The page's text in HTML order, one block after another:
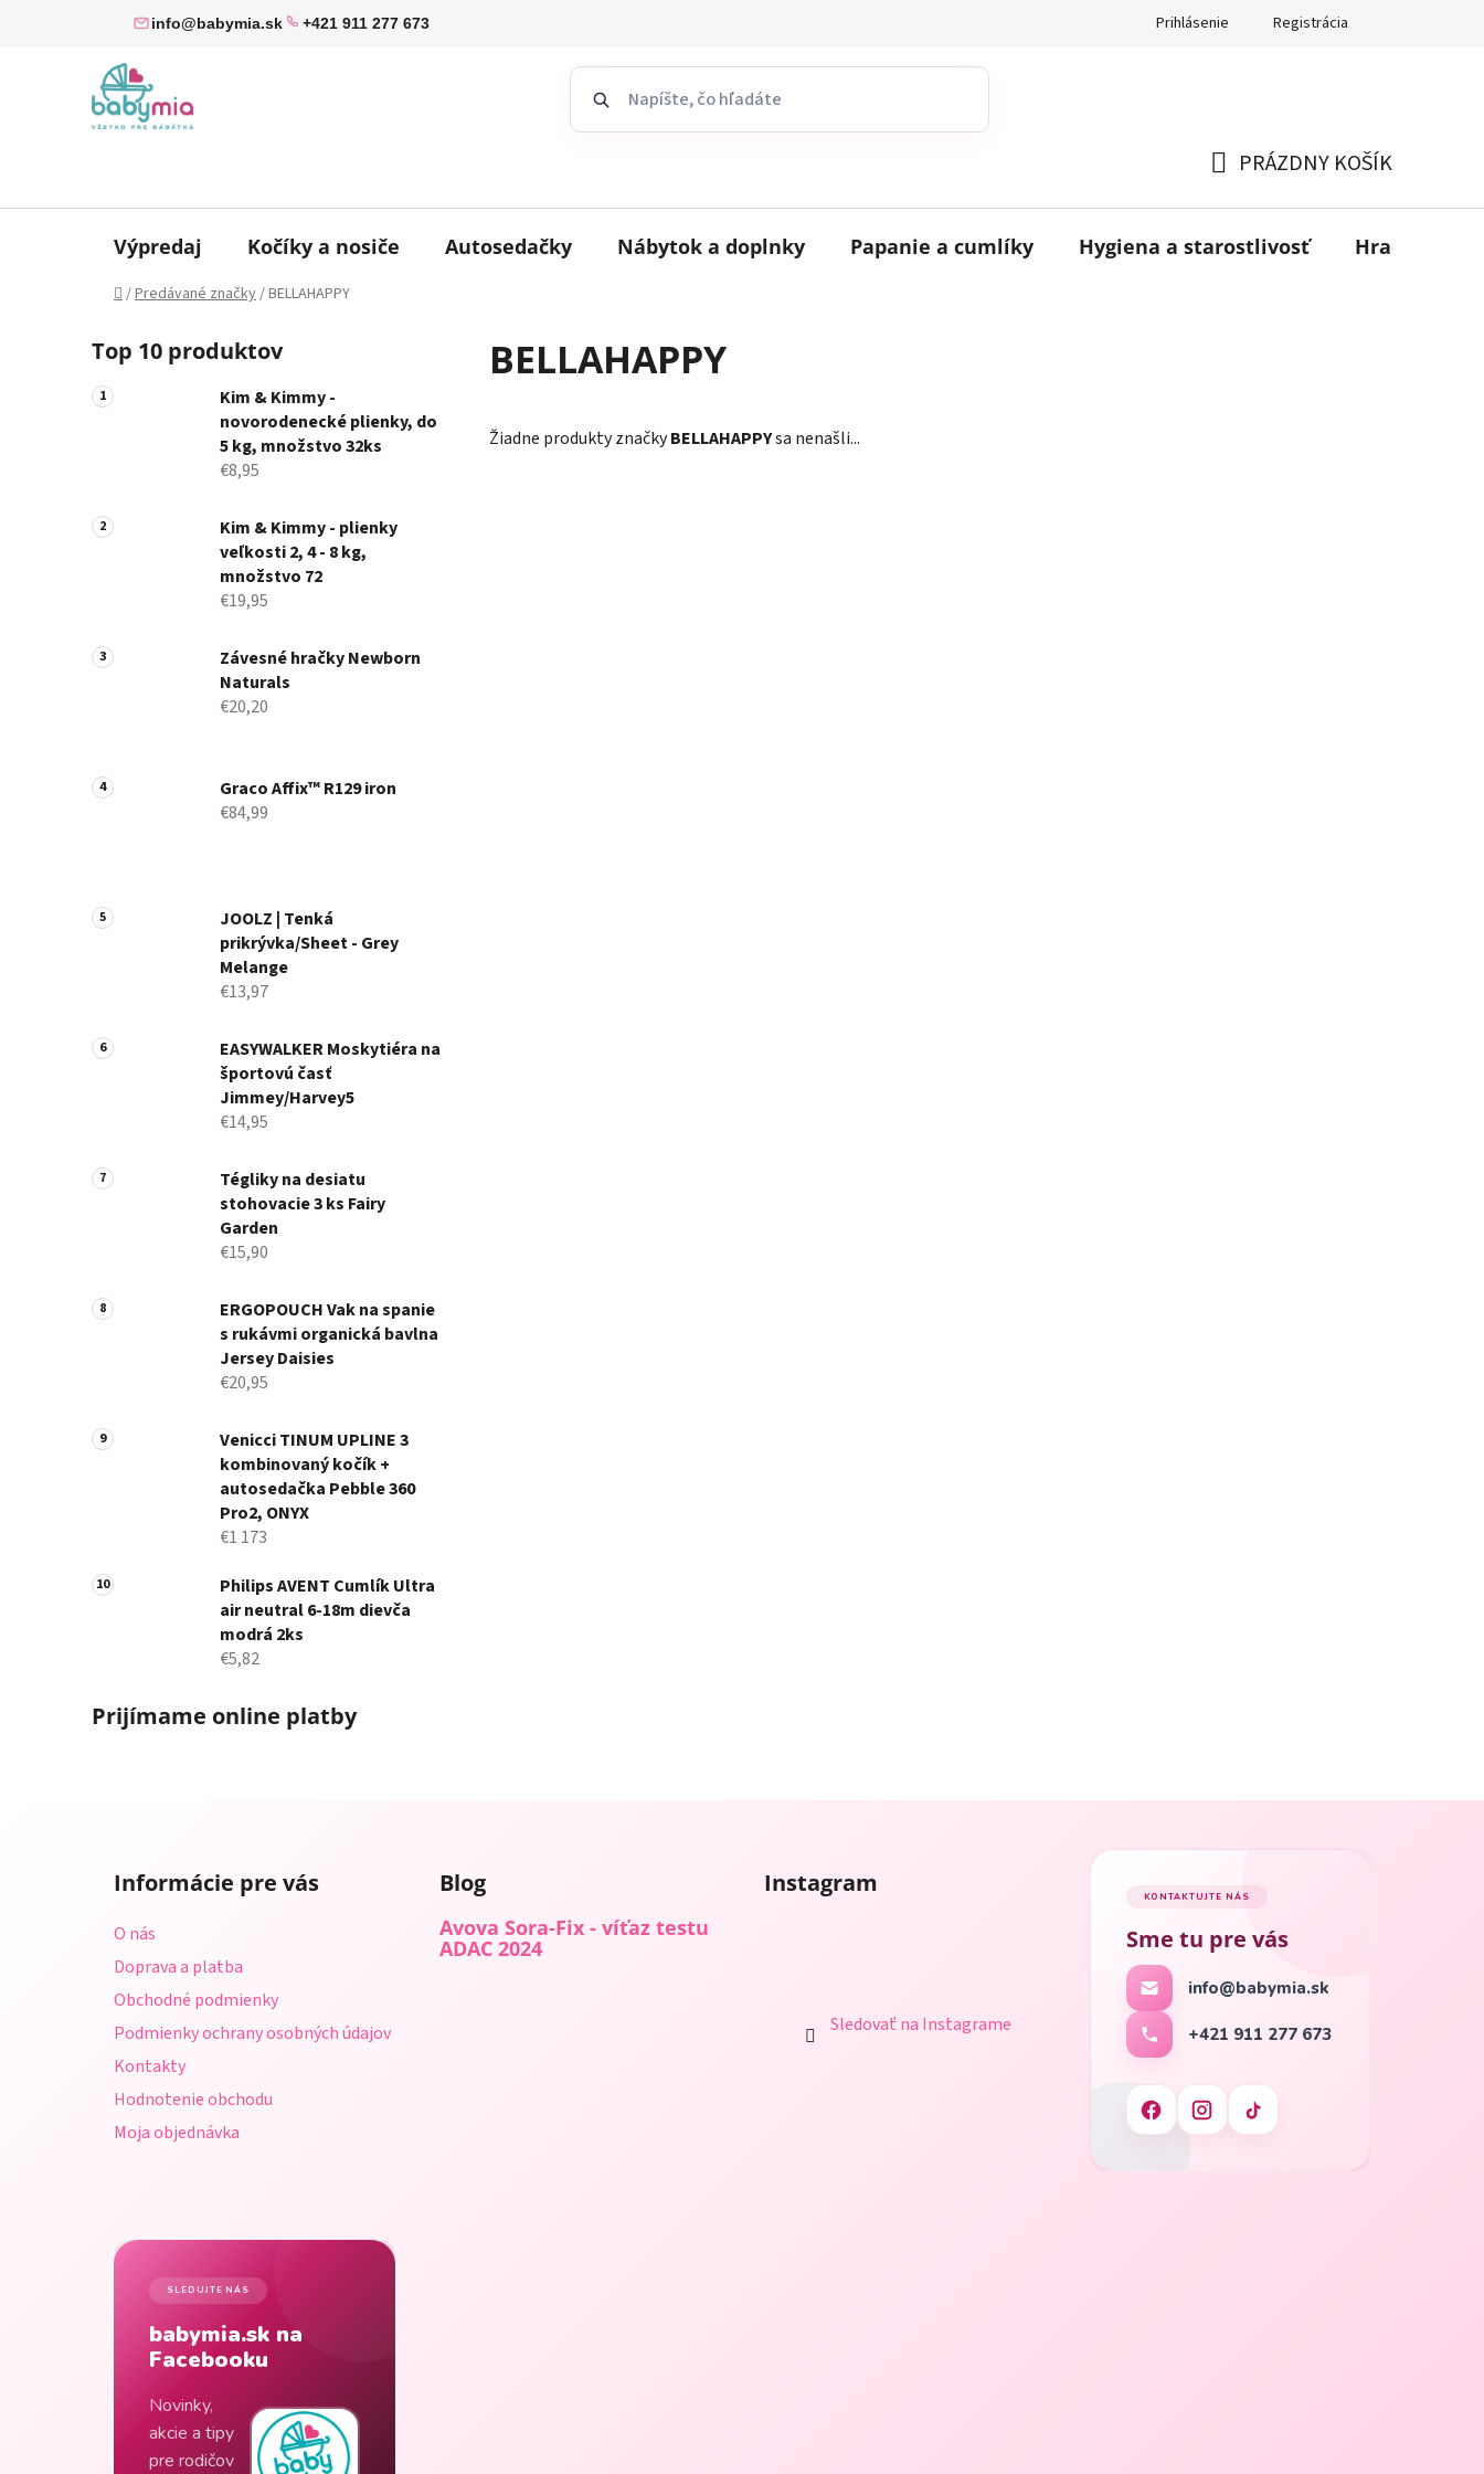
info@babymia.sk +421 911 277 673 Prihlásenie Registrácia
KOŠÍK
PRÁZDNY KOŠÍK
Výpredaj Kočíky a nosiče Autosedačky Nábytok a doplnky Papanie a cumlíky Hygiena a starostlivosť Hračky
Domov
/Predávané značky/BELLAHAPPY
o
č
n
n
Top 10 produktov
Kim & Kimmy -
novorodenecké plienky, do
5 kg, množstvo 32ks
€8,95
Kim & Kimmy - plienky
veľkosti 2, 4 - 8 kg,
množstvo 72
€19,95
Závesné hračky Newborn
Naturals
€20,20
Graco Affix™ R129 iron
€84,99
JOOLZ | Tenká
prikrývka/Sheet - Grey
Melange
€13,97
EASYWALKER Moskytiéra na
športovú časť
Jimmey/Harvey5
€14,95
Tégliky na desiatu
stohovacie 3 ks Fairy
Garden
€15,90
ERGOPOUCH Vak na spanie
s rukávmi organická bavlna
Jersey Daisies
€20,95
Venicci TINUM UPLINE 3
kombinovaný kočík +
autosedačka Pebble 360
Pro2, ONYX
€1 173
Philips AVENT Cumlík Ultra
air neutral 6-18m dievča
modrá 2ks
€5,82
Prijímame online platby
BELLAHAPPY
Žiadne produkty značkyBELLAHAPPYsa nenašli...
Informácie pre vás
O nás
Doprava a platba
Obchodné podmienky
Podmienky ochrany osobných údajov
Kontakty
Hodnotenie obchodu
Moja objednávka
Blog
Avova Sora-Fix - víťaz testu
ADAC 2024
Instagram
Sledovať na Instagrame
KONTAKTUJTE NÁS
Sme tu pre vás
info@babymia.sk
+421 911 277 673
SLEDUJTE NÁS
babymia.sk na
Facebooku
Novinky,
akcie a tipy
pre rodičov